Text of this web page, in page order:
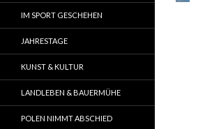
IM SPORT GESCHEHEN
JAHRESTAGE
KUNST & KULTUR
LANDLEBEN & BAUERMÜHE
POLEN NIMMT ABSCHIED